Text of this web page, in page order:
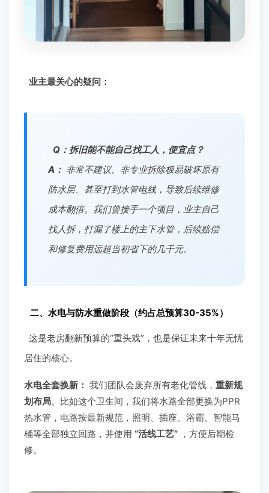
业主最关心的疑问：
Q：拆旧能不能自己找工人，便宜点？
A： 非常不建议。非专业拆除极易破坏原有
防水层、甚至打到水管电线，导致后续维修
成本翻倍。我们曾接手一个项目，业主自己
找人拆，打漏了楼上的主下水管，后续赔偿
和修复费用远超当初省下的几千元。
二、水电与防水重做阶段（约占总预算30-35%）
这是老房翻新预算的“重头戏”，也是保证未来十年无忧
居住的核心。
水电全套换新： 我们团队会废弃所有老化管线， 重新规
划布局。比如这个卫生间，我们将水路全部更换为PPR
热水管，电路按最新规范，照明、插座、浴霸、智能马
桶等全部独立回路，并使用 “活线工艺” ，方便后期检
修。